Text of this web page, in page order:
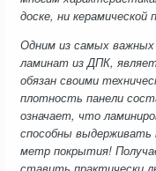
доске, ни керамической
Одним из самых
ламинат из ДПК,
обязан своими
плотность панели
означает, что
способны выдерживать
метр покрытия!